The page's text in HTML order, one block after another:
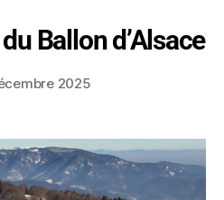
Ballon d’Alsace
2025